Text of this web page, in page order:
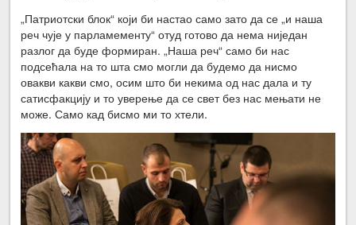
„Патриотски блок“ који би настао само зато да се „и наша
реч чује у парламементу“ отуд готово да нема ниједан
разлог да буде формиран. „Наша реч“ само би нас
подсећала на то шта смо могли да будемо да нисмо
овакви какви смо, осим што би некима од нас дала и ту
сатисфакцију и то уверење да се свет без нас мењати не
може. Само кад бисмо ми то хтели.